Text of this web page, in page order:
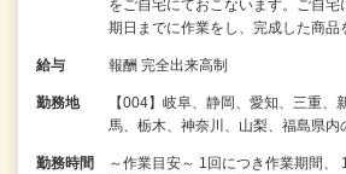
をご自宅にておこないます。ご自宅
期日までに作業をし、完成した商
給与 報酬 完全出来高制
勤務地
【004】岐阜、静岡、愛知、三重、
馬、栃木、神奈川、山梨、福島県内
勤務時間
～作業目安～ 1回につき作業期間、